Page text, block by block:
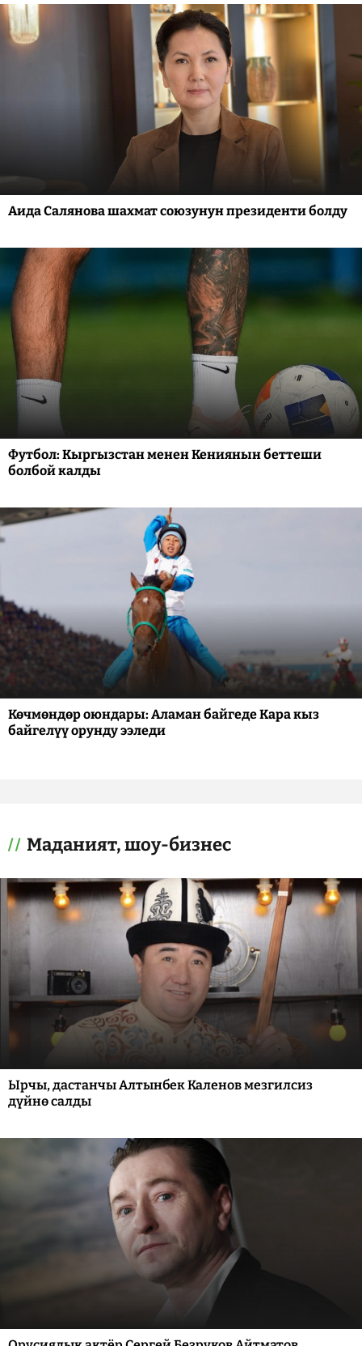
Аида Салянова шахмат союзунун президенти болду
Футбол: Кыргызстан менен Кениянын беттеши
болбой калды
Көчмөндөр оюндары: Аламан байгеде Кара кыз
байгелүү орунду ээледи
Маданият, шоу-бизнес
Ырчы, дастанчы Алтынбек Каленов мезгилсиз
дүйнө салды